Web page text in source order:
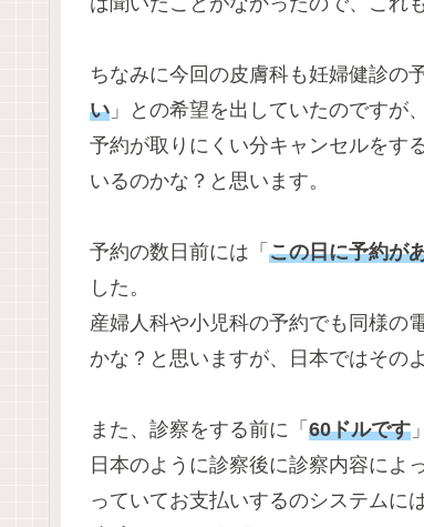
ちなみに今回の皮膚科も妊婦健診の
い 」との希望を出していたのですが
予約が取りにくい分キャンセルをす
いるのかな？と思います。
予約の数日前には「 この日に予約が
した。
産婦人科や小児科の予約でも同様の
かな？と思いますが、日本ではその
また、診察をする前に「 60ドルです
日本のように診察後に診察内容によ
っていてお支払いするのシステムに